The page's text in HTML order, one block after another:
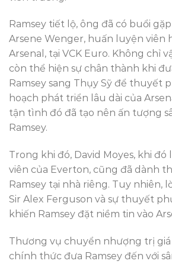
Ramsey tiết lộ, ông đã có buổi
Arsene Wenger, huấn luyện viên
Arsenal, tại VCK Euro. Không chỉ
còn thể hiện sự chân thành khi
Ramsey sang Thụy Sỹ để thuyết
hoạch phát triển lâu dài của
tận tình đó đã tạo nên ấn tượng
Ramsey.
Trong khi đó, David Moyes, khi
viên của Everton, cũng đã dành
Ramsey tại nhà riêng. Tuy nhiên,
Sir Alex Ferguson và sự thuyết
khiến Ramsey đặt niềm tin vào
Thương vụ chuyển nhượng trị
chính thức đưa Ramsey đến với